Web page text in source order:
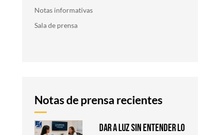
Notas informativas
Sala de prensa
DAR A LUZ SIN ENTENDER LO
Notas de prensa recientes